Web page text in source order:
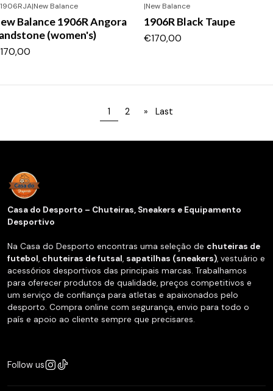
|New Balance
Balance 1906R Angora
(women's)
|New Balance
1906R Black Taupe
€170,00
1 2 » Last
Casa do Desporto – Chuteiras, Sneakers e Equipamento
Desportivo
Na Casa do Desporto encontras uma seleção de chuteiras de
futebol, chuteiras de futsal, sapatilhas (sneakers), vestuário e
acessórios desportivos das principais marcas. Trabalhamos
para oferecer produtos de qualidade, preços competitivos e
um serviço de confiança para atletas e apaixonados pelo
desporto. Compra online com segurança, envio para todo o
país e apoio ao cliente sempre que precisares.
Follow us